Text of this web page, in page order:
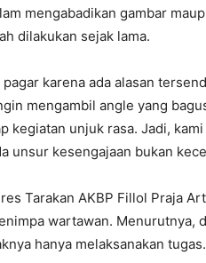
mengabadikan gambar
dilakukan sejak lama.
pagar karena ada alasan
mengambil angle yang
kegiatan unjuk rasa. Jadi,
unsur kesengajaan bukan
Tarakan AKBP Fillol Praja
wartawan. Menurutnya,
hanya melaksanakan tugas.